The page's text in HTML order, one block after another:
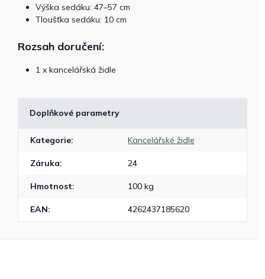
Výška sedáku: 47–57 cm
Tloušťka sedáku: 10 cm
Rozsah doručení:
1 x kancelářská židle
Doplňkové parametry
Kategorie: Kancelářské židle
Záruka: 24
Hmotnost: 100 kg
EAN: 4262437185620